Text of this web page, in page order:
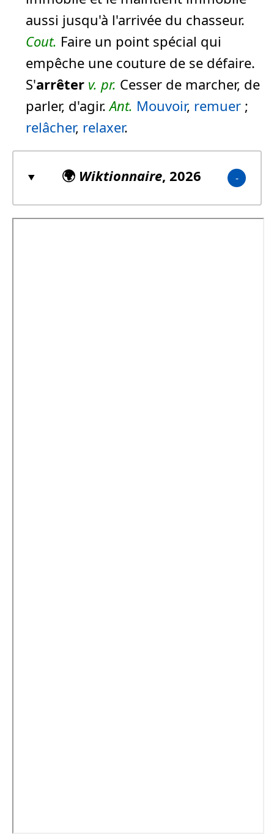
aussi jusqu'à l'arrivée du chasseur.
Cout. Faire un point spécial qui
empêche une couture de se défaire.
S'arrêter v. pr. Cesser de marcher, de
parler, d'agir.Ant. Mouvoir, remuer ;
relâcher, relaxer.
🌍 Wiktionnaire, 2026